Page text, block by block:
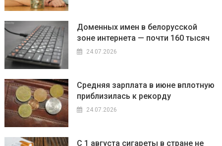
Доменных имен в белорусской
зоне интернета — почти 160 тысяч
24.07.2026
Средняя зарплата в июне вплотную
приблизилась к рекорду
24.07.2026
С 1 августа сигареты в стране не